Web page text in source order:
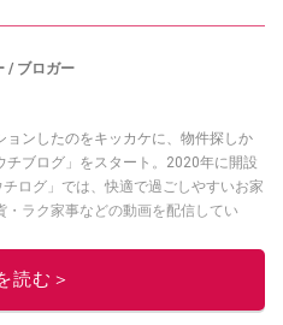
/ ブロガー
ンしたのをキッカケに、物件探しか
チブログ」をスタート。2020年に開設
ログ」では、快適で過ごしやすいお家
ラク家事などの動画を配信してい
審査員賞受賞・リノベりす2016年リ
読む＞